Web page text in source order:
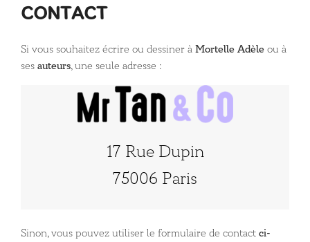
CONTACT
Si vous souhaitez écrire ou dessiner à Mortelle Adèle ou à
ses auteurs, une seule adresse :
17 Rue Dupin
75006 Paris
Sinon, vous pouvez utiliser le formulaire de contact ci-